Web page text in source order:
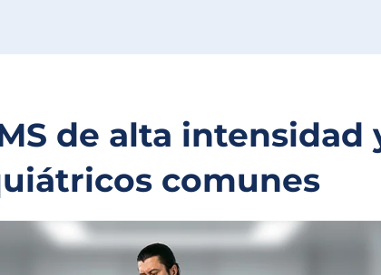
de alta intensidad
comunes